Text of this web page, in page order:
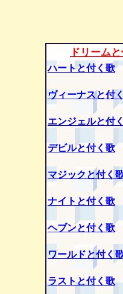
ドリーム
ハートと付く歌
ヴィーナスと付
エンジェルと付
デビルと付く歌
マジックと付く
ナイトと付く歌
ヘブンと付く歌
ワールドと付く
ラストと付く歌